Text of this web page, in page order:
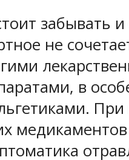
забывать
не
в
медикаментов